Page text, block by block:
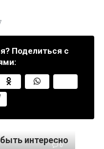
Поделиться с
интересно
0